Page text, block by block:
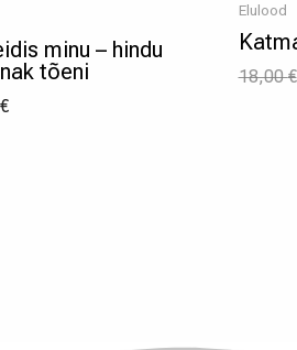
minu – hindu
tõeni
€
Elulood
18,00€